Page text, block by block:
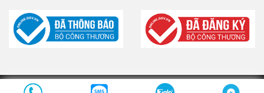
Bản quyền thuộc về XÂY DỰNG STORE